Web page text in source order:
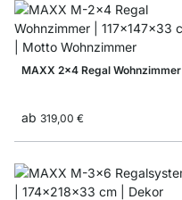
MAXX 2x4 Regal Wohnzimmer
ab 319,00 €